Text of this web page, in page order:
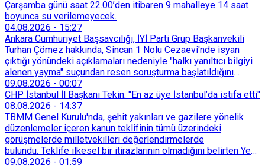
Çarşamba günü saat 22.00’den itibaren 9 mahalleye 14 saat
boyunca su verilemeyecek.
04.08.2026 - 15:27
Ankara Cumhuriyet Başsavcılığı, İYİ Parti Grup Başkanvekili
Turhan Çömez hakkında, Sincan 1 Nolu Cezaevi'nde isyan
çıktığı yönündeki açıklamaları nedeniyle "halkı yanıltıcı bilgiyi
alenen yayma" suçundan resen soruşturma başlatıldığını
duyurdu.
09.08.2026 - 00:07
CHP İstanbul İl Başkanı Tekin: "En az üye İstanbul’da istifa etti"
08.08.2026 - 14:37
TBMM Genel Kurulu'nda, şehit yakınları ve gazilere yönelik
düzenlemeler içeren kanun teklifinin tümü üzerindeki
görüşmelerde milletvekilleri değerlendirmelerde
bulundu. Teklife ilkesel bir itirazlarının olmadığını belirten Yeni
Yol Grup Başkanvekili Selçuk Özdağ, teklifin ne getirdiğinin
09.08.2026 - 01:59